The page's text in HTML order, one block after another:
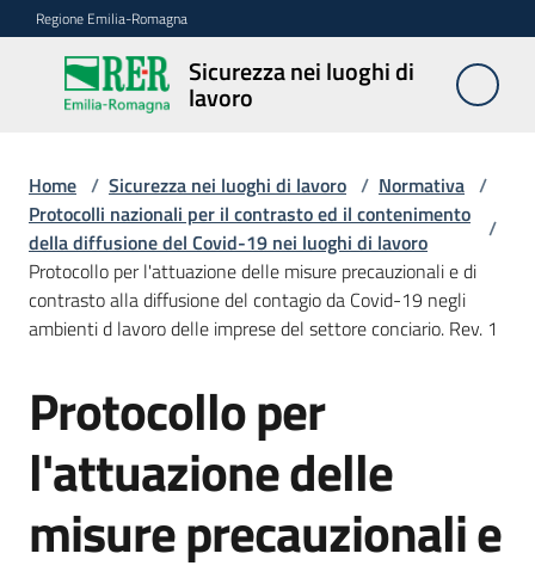
Vai al contenuto
Vai alla navigazione
Vai al footer
Regione Emilia-Romagna
Sicurezza nei luoghi di
lavoro
Sicurezza
nei
lavoro
Notizie
Sicurezza
costruzioni
Coordinamento
prevenzione
e
Home / Sicurezza nei luoghi di lavoro / Normativa /
Protocolli nazionali per il contrasto ed il contenimento
della diffusione del Covid-19 nei luoghi di lavoro
/
Protocollo per l'attuazione delle misure precauzionali e di
contrasto alla diffusione del contagio da Covid-19 negli
ambienti d lavoro delle imprese del settore conciario. Rev. 1
Protocollo per
l'attuazione delle
misure precauzionali e